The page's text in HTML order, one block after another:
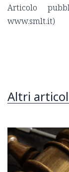
Articolo
www.smlt.it)
Altri